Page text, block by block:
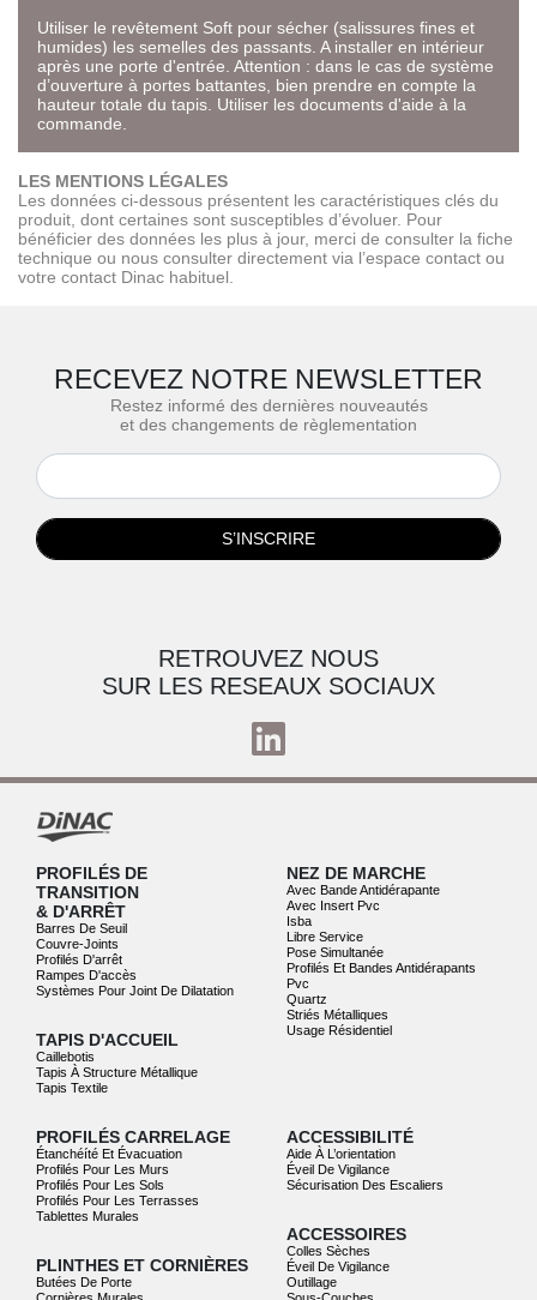
Utiliser le revêtement Soft pour sécher (salissures fines et
humides) les semelles des passants. A installer en intérieur
après une porte d'entrée. Attention : dans le cas de système
d’ouverture à portes battantes, bien prendre en compte la
hauteur totale du tapis. Utiliser les documents d'aide à la
commande.
LES MENTIONS LÉGALES
Les données ci-dessous présentent les caractéristiques clés du
produit, dont certaines sont susceptibles d’évoluer. Pour
bénéficier des données les plus à jour, merci de consulter la fiche
technique ou nous consulter directement via l’espace contact ou
votre contact Dinac habituel.
RECEVEZ NOTRE NEWSLETTER
Restez informé des dernières nouveautés
et des changements de règlementation
S’INSCRIRE
RETROUVEZ NOUS
SUR LES RESEAUX SOCIAUX
PROFILÉS DE
TRANSITION
& D'ARRÊT
Barres De Seuil
Couvre-Joints
Profilés D'arrêt
Rampes D'accès
Systèmes Pour Joint De Dilatation
TAPIS D'ACCUEIL
Caillebotis
Tapis À Structure Métallique
Tapis Textile
NEZ DE MARCHE
Avec Bande Antidérapante
Avec Insert Pvc
Isba
Libre Service
Pose Simultanée
Profilés Et Bandes Antidérapants
Pvc
Quartz
Striés Métalliques
Usage Résidentiel
PROFILÉS CARRELAGE
Étanchéíté Et Évacuation
Profilés Pour Les Murs
Profilés Pour Les Sols
Profilés Pour Les Terrasses
Tablettes Murales
PLINTHES ET CORNIÈRES
Butées De Porte
ACCESSIBILITÉ
Aide À L’orientation
Éveil De Vigilance
Sécurisation Des Escaliers
ACCESSOIRES
Colles Sèches
Éveil De Vigilance
Outillage